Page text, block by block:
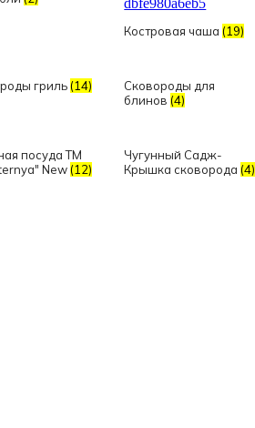
Костровая чаша (19)
гриль (14)
Сковороды для
блинов (4)
посуда TM
New (12)
Чугунный Садж-
Крышка сковорода (4)